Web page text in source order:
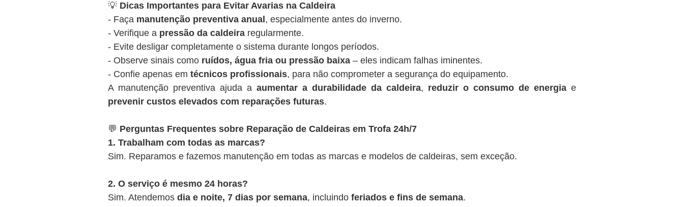
💡 Dicas Importantes para Evitar Avarias na Caldeira
- Faça manutenção preventiva anual , especialmente antes do inverno.
- Verifique a pressão da caldeira regularmente.
- Evite desligar completamente o sistema durante longos períodos.
- Observe sinais como ruídos, água fria ou pressão baixa – eles indicam falhas iminentes.
- Confie apenas em técnicos profissionais, para não comprometer a segurança do equipamento.
A manutenção preventiva ajuda a aumentar a durabilidade da caldeira, reduzir o consumo de energia e
prevenir custos elevados com reparações futuras.
💬 Perguntas Frequentes sobre Reparação de Caldeiras em Trofa 24h/7
1. Trabalham com todas as marcas?
Sim. Reparamos e fazemos manutenção em todas as marcas e modelos de caldeiras, sem exceção.
2. O serviço é mesmo 24 horas?
Sim. Atendemos dia e noite, 7 dias por semana, incluindo feriados e fins de semana.